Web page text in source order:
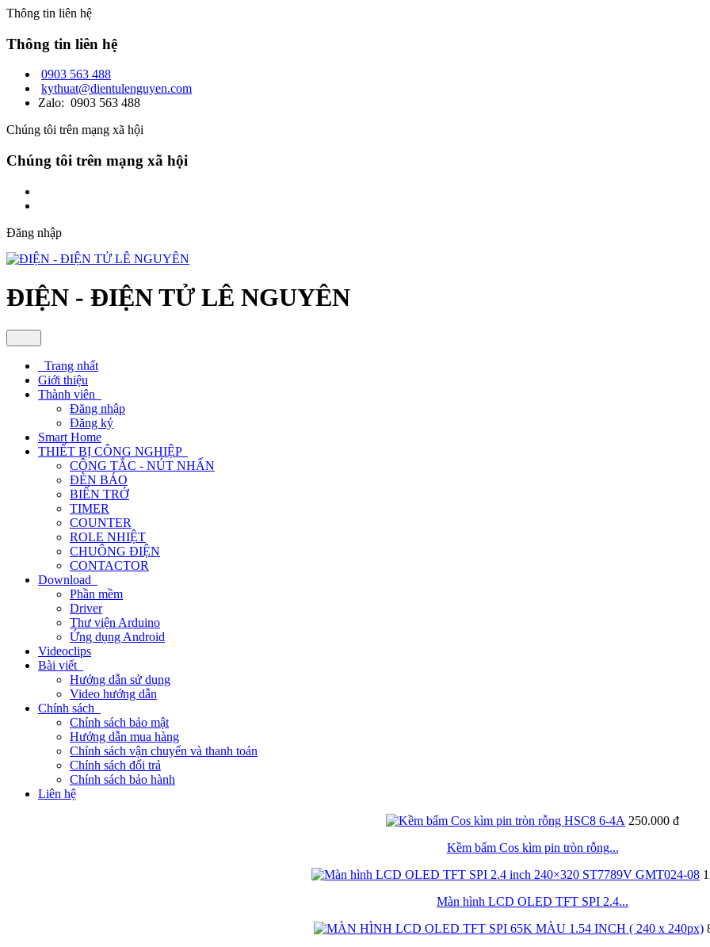
Thông tin liên hệ
Thông tin liên hệ
0903 563 488
kythuat@dientulenguyen.com
Zalo: 0903 563 488
Chúng tôi trên mạng xã hội
Chúng tôi trên mạng xã hội
Đăng nhập
ĐIỆN - ĐIỆN TỬ LÊ NGUYÊN
Trang nhất
Giới thiệu
Thành viên
Đăng nhập
Đăng ký
Smart Home
THIẾT BỊ CÔNG NGHIỆP
CÔNG TẮC - NÚT NHẤN
ĐÈN BÁO
BIẾN TRỞ
TIMER
COUNTER
ROLE NHIỆT
CHUÔNG ĐIỆN
CONTACTOR
Download
Phần mềm
Driver
Thư viện Arduino
Ứng dụng Android
Videoclips
Bài viết
Hướng dẫn sử dụng
Video hướng dẫn
Chính sách
Chính sách bảo mật
Hướng dẫn mua hàng
Chính sách vận chuyển và thanh toán
Chính sách đổi trả
Chính sách bảo hành
Liên hệ
250.000 đ
Kềm bấm Cos kìm pin tròn rỗng...
Màn hình LCD OLED TFT SPI 2.4...